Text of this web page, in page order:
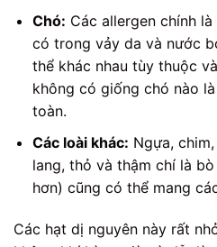
Chó: Các allergen chính
có trong vảy da và nước
thể khác nhau tùy thuộc
không có giống chó nào là
toàn.
Các loài khác: Ngựa,
lang, thỏ và thậm chí là
hơn) cũng có thể mang
Các hạt dị nguyên này rất